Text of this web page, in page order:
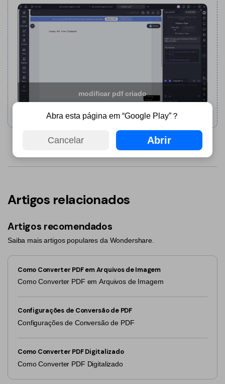
Gerador de imagens com IA
Todos os recursos do PDF
Vídeos Tutoriais
Suporte
Contatar Suporte
Especificações Técnicas
Novidades
Central de Downloads
Atualizar para o PDFelement 12
modificar pdf criado
Artigos relacionados
Artigos recomendados
Saiba mais artigos populares da Wondershare.
Como Converter PDF em Arquivos de Imagem
Como Converter PDF em Arquivos de Imagem
Configurações de Conversão de PDF
Configurações de Conversão de PDF
Como Converter PDF Digitalizado
Como Converter PDF Digitalizado
Abra esta página em “Google Play”？
Cancelar Abrir